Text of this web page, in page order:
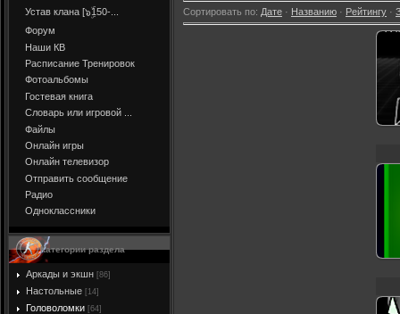
Устав клана [๖ۣۜ150-...
Форум
Наши КВ
Расписание Тренировок
Фотоальбомы
Гостевая книга
Словарь или игровой ...
Файлы
Онлайн игры
Онлайн телевизор
Отправить сообщение
Радио
Одноклассники
Категории раздела
Аркады и экшн [86]
Настольные [14]
Головоломки [64]
Сортировать по: Дате · Названию · Рейтингу ·